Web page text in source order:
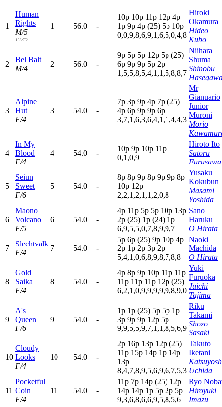
1
Human
Rights
M/5
1'13"7
1 56.0 -
10p 10p 11p 12p 4p
1p 9p 4p (25) 5p 10p
0,0,9,8,6,9,1,6,5,0,4,8
Hiroki
Okamura
Hideo
Kubo
2
Bel Balt
M/4
2 56.0 -
9p 5p 5p 12p 5p (25)
6p 9p 9p 5p 2p
1,5,5,8,5,4,1,1,5,8,8,7
Niihara
Shuma
Shinobu
Hasegawa
3
Alpine
Hut
F/4
3 54.0 -
7p 3p 9p 4p 7p (25)
4p 6p 9p 9p 6p
3,7,1,6,3,6,4,1,1,4,4,3
Mr
Gianuario
Junior
Muroni
Morio
4
In My
Blood
F/4
4 54.0 -
10p 9p 10p 11p
0,1,0,9
Hiroto Ito
Satoru
Furusawa
5
Seiun
Sweet
F/6
5 54.0 -
8p 8p 9p 8p 9p 9p 8p
10p 12p
2,2,1,2,1,1,2,0,8
Yusaku
Kokubun
Masami
Yoshida
6
Maono
Volcano
F/5
6 54.0 -
4p 11p 5p 5p 10p 13p
2p (25) 1p (24) 1p
6,9,5,5,0,7,8,9,9,7
Sano
Haruku
O Hirata
7
Slechtvalk
F/4
7 54.0 -
5p 6p (25) 9p 10p 4p
2p 1p 2p 3p 2p
5,4,1,0,6,8,9,8,7,8,8
Naoki
Machida
O Hirata
8
Gold
Saika
F/4
8 54.0 -
4p 8p 9p 10p 11p 11p
11p 11p 11p 12p (25)
6,2,1,0,9,9,9,9,9,8,9,0
Yuki
Furuoka
Juichi
Tajima
9
A's
Queen
F/6
9 54.0 -
1p 1p (25) 5p 5p 1p
3p 9p 9p 12p 5p
9,9,5,5,9,7,1,1,8,5,6,9
Riku
Takami
Shozo
Sasaki
10
Cloudy
Looks
F/4
10 54.0 -
2p 16p 13p 12p (25)
11p 15p 14p 1p 14p
13p
8,4,7,8,9,5,6,9,6,7,5,3
Takuto
Iketani
Uchida
11
Pocketful
Coin
F/4
11 54.0 -
11p 7p 14p (25) 12p
14p 14p 1p 5p 2p 5p
9,3,6,8,6,6,9,5,8,5,6
Ryo
Hiroyuki
Imazu